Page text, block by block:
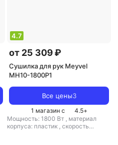
4.7
от 25 309 ₽
Сушилка для рук Meyvel
MH10-1800P1
Все цены3
1 магазин с 4.5+
Мощность: 1800 Вт , материал
корпуса: пластик , скорость